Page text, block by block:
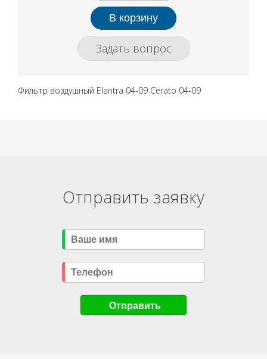
Задать вопрос
Фильтр воздушный Elantra 04-09 Cerato 04-09
Отправить заявку